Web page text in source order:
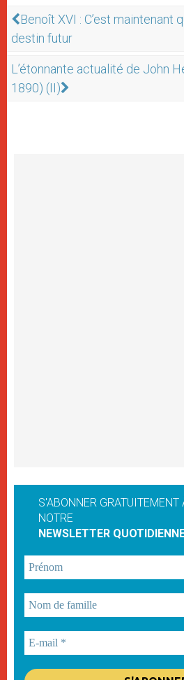
Benoît XVI : C’est maintenant
destin futur
L’étonnante actualité de John
1890) (II)
S'ABONNER GRATUITEMENT
NOTRE
NEWSLETTER